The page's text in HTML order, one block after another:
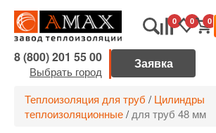
0 0 0
8 (800) 201 55 00
Выбрать город
Теплоизоляция для труб / Цилиндры
теплоизоляционные/ для труб 48 мм